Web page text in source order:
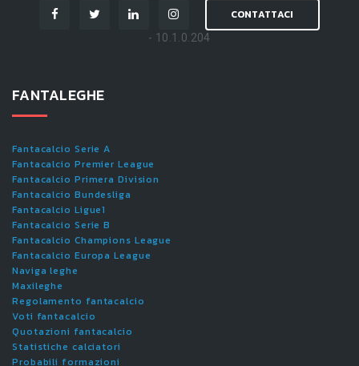
CONTATTACI
- 10.1.0.204
FANTALEGHE
Fantacalcio Serie A
Fantacalcio Premier League
Fantacalcio Primera Division
Fantacalcio Bundesliga
Fantacalcio Ligue1
Fantacalcio Serie B
Fantacalcio Champions League
Fantacalcio Europa League
Naviga leghe
Maxileghe
Regolamento fantacalcio
Voti fantacalcio
Quotazioni fantacalcio
Statistiche calciatori
Probabili formazioni